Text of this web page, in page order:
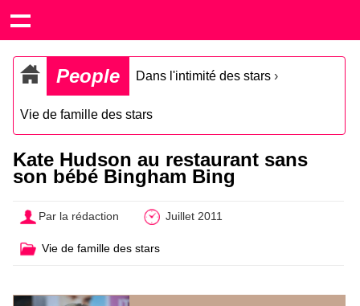
People Dans l'intimité des stars ›
Vie de famille des stars
Kate Hudson au restaurant sans
son bébé Bingham Bing
Par la rédaction Juillet 2011
Vie de famille des stars